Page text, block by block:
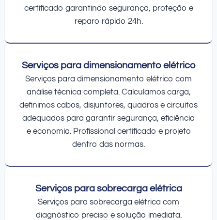
certificado garantindo segurança, proteção e
reparo rápido 24h.
Serviços para dimensionamento elétrico
Serviços para dimensionamento elétrico com
análise técnica completa. Calculamos carga,
definimos cabos, disjuntores, quadros e circuitos
adequados para garantir segurança, eficiência
e economia. Profissional certificado e projeto
dentro das normas.
Serviços para sobrecarga elétrica
Serviços para sobrecarga elétrica com
diagnóstico preciso e solução imediata.